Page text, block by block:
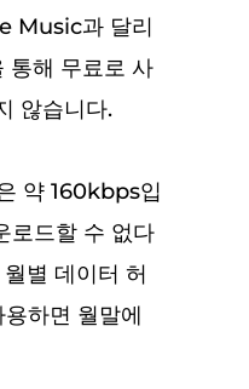
Music과 달리
통해 무료로 사
않습니다.
약 160kbps입
로드할 수 없다
별 데이터 허
하면 월말에